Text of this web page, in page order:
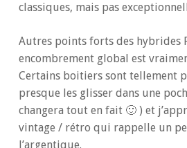
classiques, mais pas
Autres points forts des hybrides
encombrement global est
Certains boitiers sont tellement
presque les glisser dans une
changera tout en fait 🙂 ) et
vintage / rétro qui rappelle un
l’argentique.